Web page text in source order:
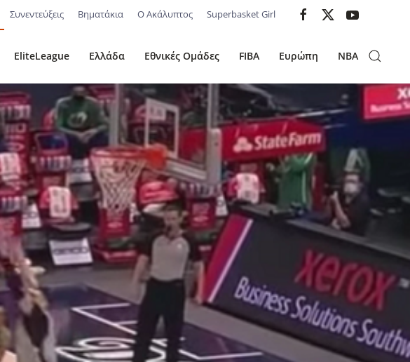
Συνεντεύξεις Βηματάκια Ο Ακάλυπτος Superbasket Girl
EliteLeague Ελλάδα Εθνικές Ομάδες FIBA Ευρώπη NBA